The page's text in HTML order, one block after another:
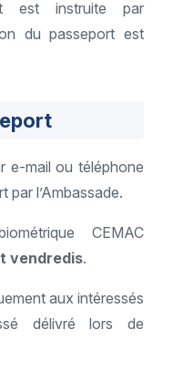
est instruite par
du passeport est
e-mail ou téléphone
par l’Ambassade.
CEMAC
vendredis.
aux intéressés
délivré lors de